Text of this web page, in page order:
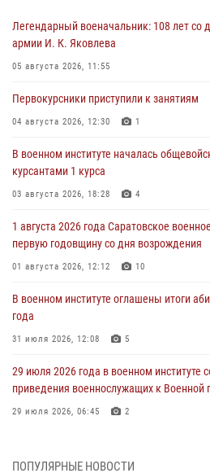
Легендарный военачальник: 108 лет со
армии И. К. Яковлева
05 августа 2026, 11:55
Первокурсники приступили к занятиям
04 августа 2026, 12:30 1
В военном институте началась
курсантами 1 курса
03 августа 2026, 18:28 4
1 августа 2026 года Саратовское
первую годовщину со дня возрождения
01 августа 2026, 12:12 10
В военном институте оглашены итоги
года
31 июля 2026, 12:08 5
29 июля 2026 года в военном институте
приведения военнослужащих к Военной
29 июля 2026, 06:45 2
экзамен по вождению
ПОПУЛЯРНЫЕ НОВОСТИ